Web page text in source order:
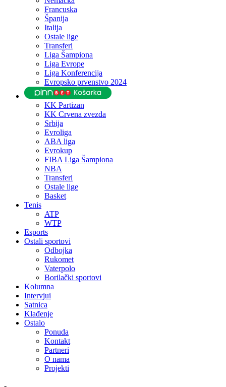
Francuska
Španija
Italija
Ostale lige
Transferi
Liga Šampiona
Liga Evrope
Liga Konferencija
Evropsko prvenstvo 2024
KK Partizan
KK Crvena zvezda
Srbija
Evroliga
ABA liga
Evrokup
FIBA Liga Šampiona
NBA
Transferi
Ostale lige
Basket
Tenis
ATP
WTP
Esports
Ostali sportovi
Odbojka
Rukomet
Vaterpolo
Borilački sportovi
Kolumna
Intervjui
Satnica
Klađenje
Ostalo
Ponuda
Kontakt
Partneri
O nama
Projekti
-